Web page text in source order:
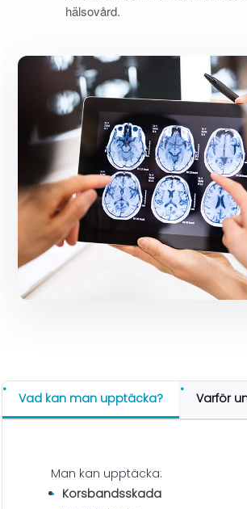
hälsovård.
Vad kan man upptäcka? Varför
Man kan upptäcka:
Korsbandsskada